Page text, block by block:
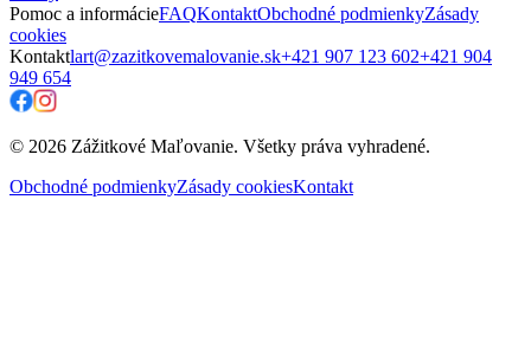
Pomoc a informácieFAQKontaktObchodné podmienkyZásady
cookies
Kontaktlart@zazitkovemalovanie.sk+421 907 123 602+421 904
949 654
© 2026 Zážitkové Maľovanie. Všetky práva vyhradené.
Obchodné podmienkyZásady cookiesKontakt